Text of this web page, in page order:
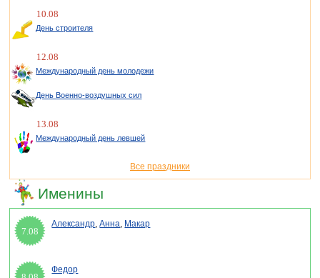
10.08
День строителя
12.08
Международный день молодежи
День Военно-воздушных сил
13.08
Международный день левшей
Все праздники
Именины
7.08
Александр,Анна, Макар
Федор